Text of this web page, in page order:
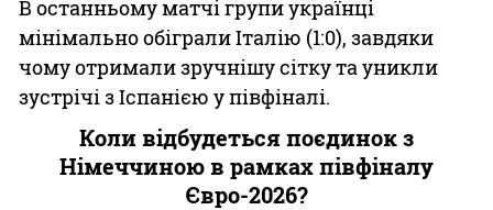
В останньому матчі групи українці
мінімально обіграли Італію (1:0), завдяки
чому отримали зручнішу сітку та уникли
зустрічі з Іспанією у півфіналі.
Коли відбудеться поєдинок з
Німеччиною в рамках півфіналу
Євро-2026?